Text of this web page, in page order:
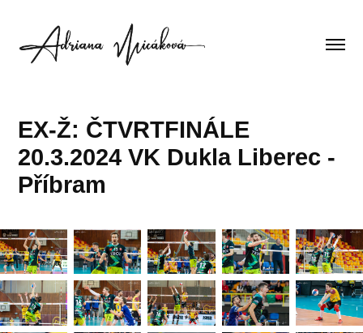
EX-Ž: ČTVRTFINÁLE
20.3.2024 VK Dukla Liberec -
Příbram